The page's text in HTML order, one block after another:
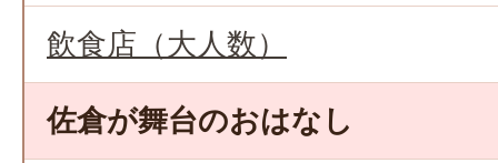
飲食店（大人数）
佐倉が舞台のおはなし